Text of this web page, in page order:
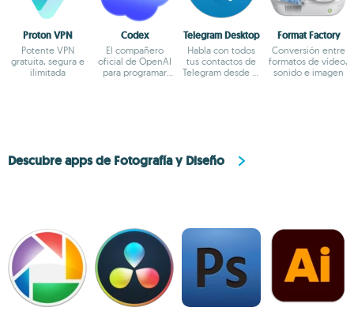
Proton VPN
Potente VPN
gratuita, segura e
ilimitada
Codex
El compañero
oficial de OpenAI
para programar
Telegram Desktop
Habla con todos
tus contactos de
Telegram desde el
Format Factory
Conversión entre
formatos de vídeo,
sonido e imagen
Descubre apps de Fotografía y Diseño